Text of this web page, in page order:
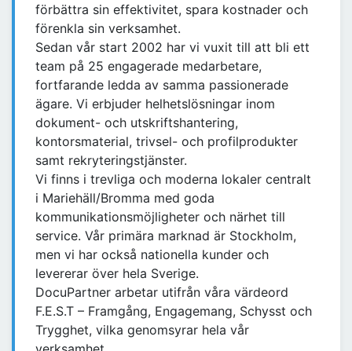
förbättra sin effektivitet, spara kostnader och
förenkla sin verksamhet.
Sedan vår start 2002 har vi vuxit till att bli ett
team på 25 engagerade medarbetare,
fortfarande ledda av samma passionerade
ägare. Vi erbjuder helhetslösningar inom
dokument- och utskriftshantering,
kontorsmaterial, trivsel- och profilprodukter
samt rekryteringstjänster.
Vi finns i trevliga och moderna lokaler centralt
i Mariehäll/Bromma med goda
kommunikationsmöjligheter och närhet till
service. Vår primära marknad är Stockholm,
men vi har också nationella kunder och
levererar över hela Sverige.
DocuPartner arbetar utifrån våra värdeord
F.E.S.T – Framgång, Engagemang, Schysst och
Trygghet, vilka genomsyrar hela vår